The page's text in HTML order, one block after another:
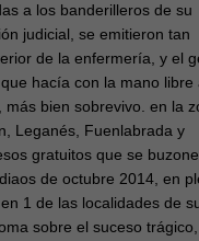
a los banderilleros de su
judicial, se emitieron tan
de la enfermería, y el
hacía con la mano libre
bien sobrevivo. en la
Leganés, Fuenlabrada y
gratuitos que se
de octubre 2014, en
1 de las localidades de
sobre el suceso trágico,